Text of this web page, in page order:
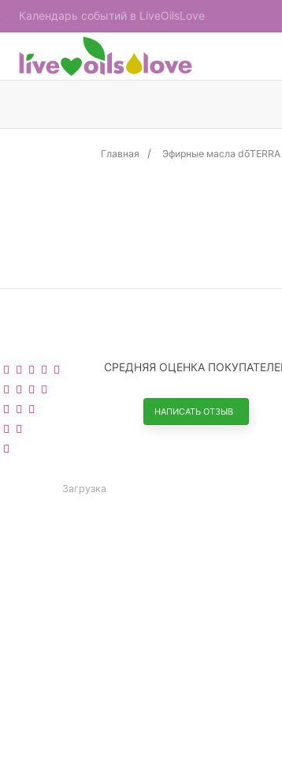
Календарь событий в LiveOilsLove
Главная Эфирные масла dōTERRA
СРЕДНЯЯ ОЦЕНКА
НАПИСАТЬ ОТЗЫВ
Загрузка